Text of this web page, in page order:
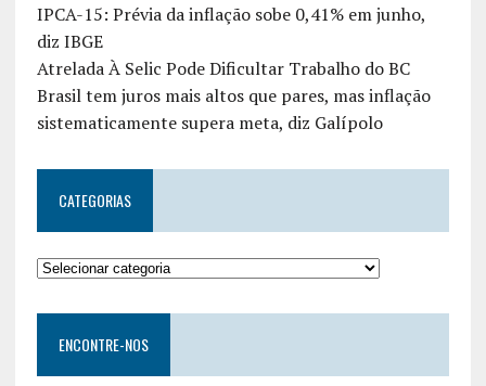
IPCA-15: Prévia da inflação sobe 0,41% em junho,
diz IBGE
Atrelada À Selic Pode Dificultar Trabalho do BC
Brasil tem juros mais altos que pares, mas inflação
sistematicamente supera meta, diz Galípolo
CATEGORIAS
ENCONTRE-NOS